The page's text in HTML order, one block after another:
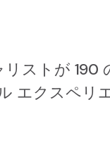
ストが 190
エクスペリ